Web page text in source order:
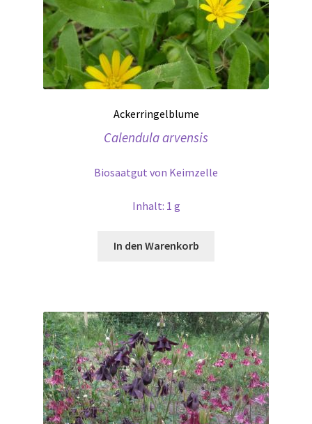
Ackerringelblume
Calendula arvensis
Biosaatgut von Keimzelle
Inhalt: 1 g
In den Warenkorb